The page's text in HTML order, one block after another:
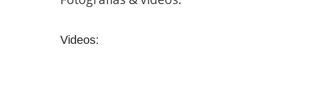
Videos: